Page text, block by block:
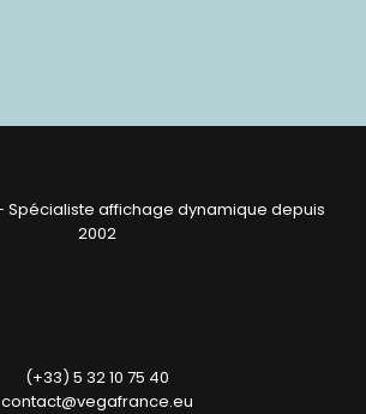
(+33) 5 32 10 75 40
contact@vegafrance.eu